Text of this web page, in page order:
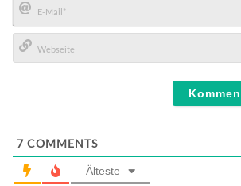
E-
Mail*
7 COMMENTS
Älteste